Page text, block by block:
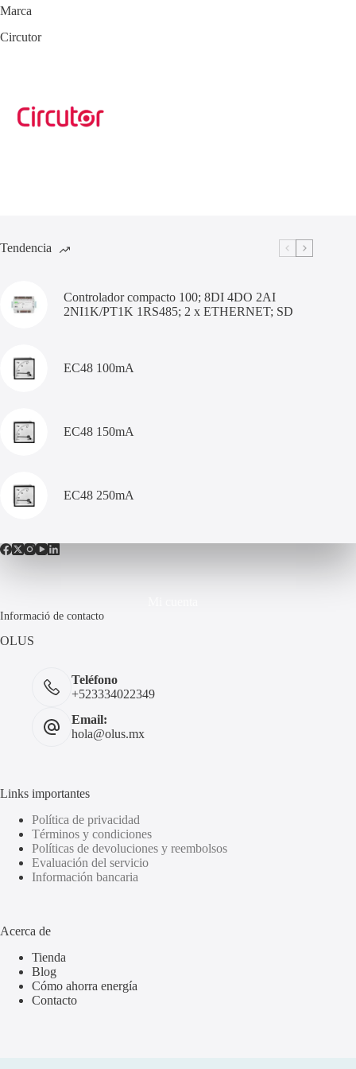
Marca
Circutor
Tendencia
Controlador compacto 100; 8DI 4DO 2AI
2NI1K/PT1K 1RS485; 2 x ETHERNET; SD
EC48 100mA
EC48 150mA
EC48 250mA
Informació de contacto
OLUS
Teléfono
+523334022349
Email:
hola@olus.mx
Links importantes
Política de privacidad
Términos y condiciones
Políticas de devoluciones y reembolsos
Evaluación del servicio
Información bancaria
Acerca de
Tienda
Blog
Cómo ahorra energía
Contacto